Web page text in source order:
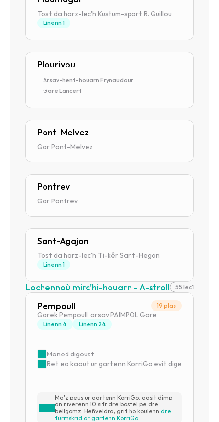
Tost da harz-lec'h Kustum-sport R. Guillou
Linenn 1
Plourivou
Arsav-hent-houarn Frynaudour
Gare Lancerf
Pont-Melvez
Gar Pont-Melvez
Pontrev
Gar Pontrev
Sant-Agajon
Tost da harz-lec'h Ti-kêr Sant-Hegon
Linenn 1
Lochennoù mirc'hi-houarn - A-stroll 55 lec'hiadur
Pempoull 19 plas
Garek Pempoull, arsav PAIMPOL Gare
Linenn 4 Linenn 24
Moned digoust
Ret eo kaout ur gartenn KorriGo evit digeriñ ar
Ma'z peus ur gartenn KorriGo, gasit dimp
an niverenn 10 sifr dre bostel pe dre
bellgomz. Heñveldra, grit ho koulenn dre
furmskrid ar gartenn KorriGo.